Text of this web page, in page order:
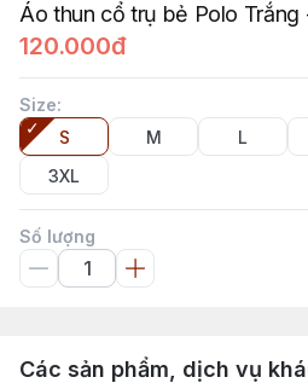
Áo thun cổ trụ bẻ Polo Trắng
120.000đ
Size:
S
M L
3XL
Số lượng
Các sản phẩm, dịch vụ